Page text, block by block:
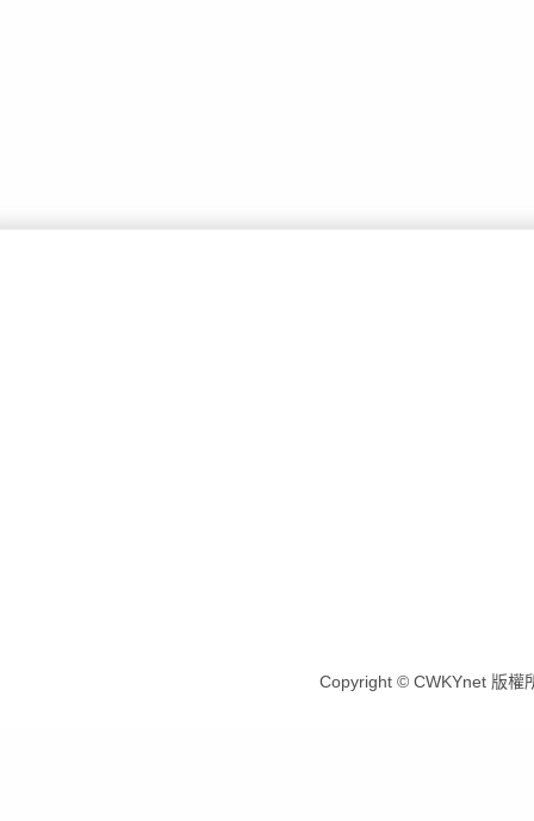
Copyright © CWKYnet 版權